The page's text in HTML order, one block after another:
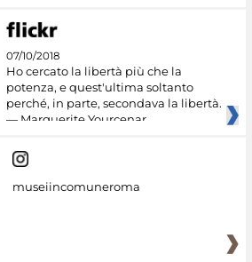
07/10/2018
Ho cercato la libertà più che la
potenza, e quest'ultima soltanto
perché, in parte, secondava la libertà.
— Marguerite Yourcenar
museiincomuneroma